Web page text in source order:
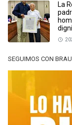
La
SEGUIMOS CON